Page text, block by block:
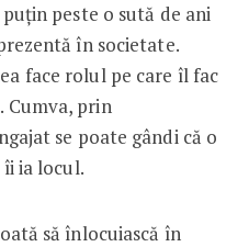
peste o sută de ani
în societate.
face rolul pe care îl fac
Cumva, prin
se poate gândi că o
ia locul.
să înlocuiască în